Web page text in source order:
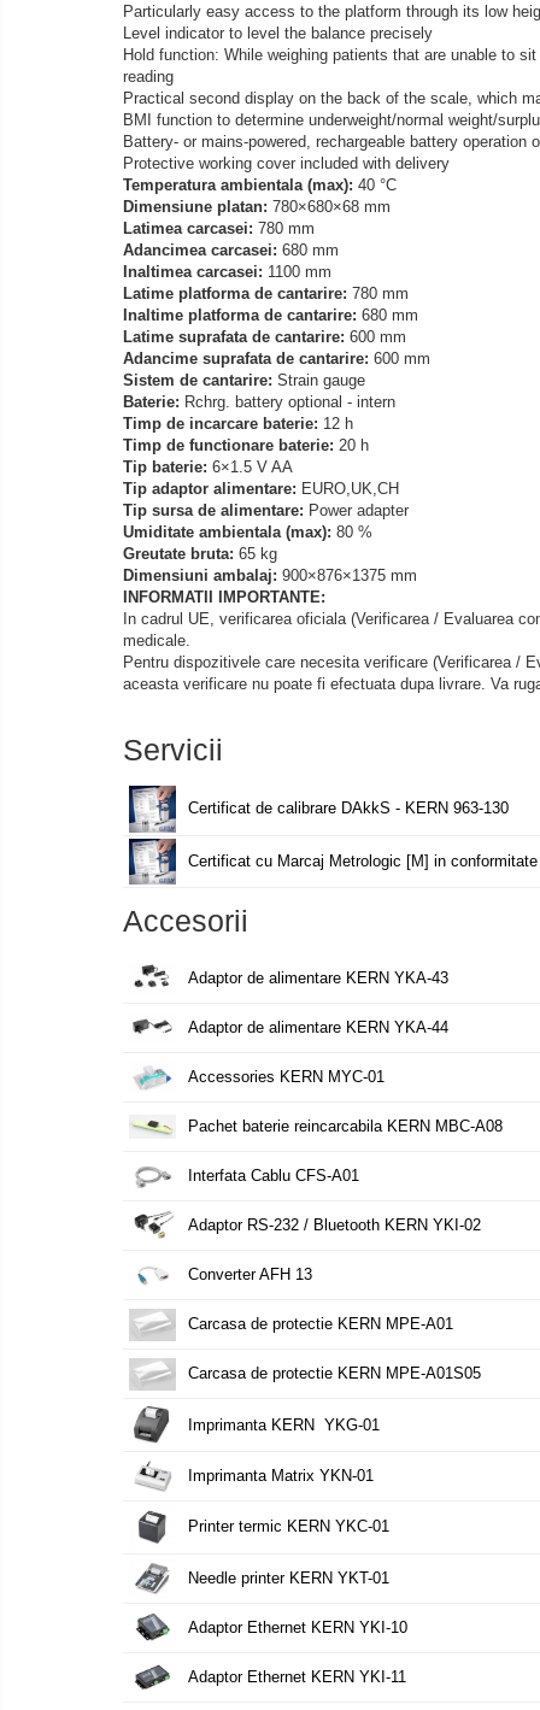
Greutati individuale
Greutati newtoniene
Bare suport (Newtoniene)
Celule de forta
Celule de sarcina
Celule masurare masa
Senzori de cuplu
Durometre pentru metale (Leeb)
Durometre pentru metale (UCI)
Durometre pentru plastic (Shore)
Dispozitive de masurare a lungimii
Masurare metrica a lungimii
Componente pentru masurare
Masurare forta
Masurarea fortei - Digital
Masurarea mecanica a fortei
Masurare cuplu
Masurare cuplu pentru capace cu filet
Masurare cuplu pentru scule
Masurarea grosimii stratului - Digital
Masurarea grosimii materialului
Metoda Echo-Echo
Metoda Pulse-Echo
Mediul si siguranta muncii
Masurarea intensitatii sunetului
Termometre cu infrarosu
Standuri testare manuala
Standuri testare motorizata
Particularly easy access to the platform through its low
Level indicator to level the balance precisely
Hold function: While weighing patients that are unable to
reading
Practical second display on the back of the scale, which
BMI function to determine underweight/normal weight/
Battery- or mains-powered, rechargeable battery operation
Protective working cover included with delivery
Temperatura ambientala (max): 40 °C
Dimensiune platan: 780×680×68 mm
Latimea carcasei: 780 mm
Adancimea carcasei: 680 mm
Inaltimea carcasei: 1100 mm
Latime platforma de cantarire: 780 mm
Inaltime platforma de cantarire: 680 mm
Latime suprafata de cantarire: 600 mm
Adancime suprafata de cantarire: 600 mm
Sistem de cantarire: Strain gauge
Baterie: Rchrg. battery optional - intern
Timp de incarcare baterie: 12 h
Timp de functionare baterie: 20 h
Tip baterie: 6×1.5 V AA
Tip adaptor alimentare: EURO,UK,CH
Tip sursa de alimentare: Power adapter
Umiditate ambientala (max): 80 %
Greutate bruta: 65 kg
Dimensiuni ambalaj: 900×876×1375 mm
INFORMATII IMPORTANTE:
In cadrul UE, verificarea oficiala (Verificarea / Evaluarea
medicale.
Pentru dispozitivele care necesita verificare (Verificarea /
aceasta verificare nu poate fi efectuata dupa livrare. Va
Servicii
Certificat de calibrare DAkkS - KERN 963-130
Certificat cu Marcaj Metrologic [M] in
Accesorii
Adaptor de alimentare KERN YKA-43
Adaptor de alimentare KERN YKA-44
Accessories KERN MYC-01
Pachet baterie reincarcabila KERN MBC-A08
Interfata Cablu CFS-A01
Adaptor RS-232 / Bluetooth KERN YKI-02
Converter AFH 13
Carcasa de protectie KERN MPE-A01
Carcasa de protectie KERN MPE-A01S05
Imprimanta KERN YKG-01
Imprimanta Matrix YKN-01
Printer termic KERN YKC-01
Needle printer KERN YKT-01
Adaptor Ethernet KERN YKI-10
Adaptor Ethernet KERN YKI-11